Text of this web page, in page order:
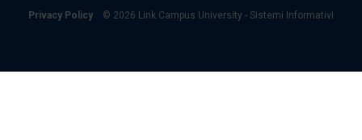
Privacy Policy © 2026 Link Campus University - Sistemi Informativi